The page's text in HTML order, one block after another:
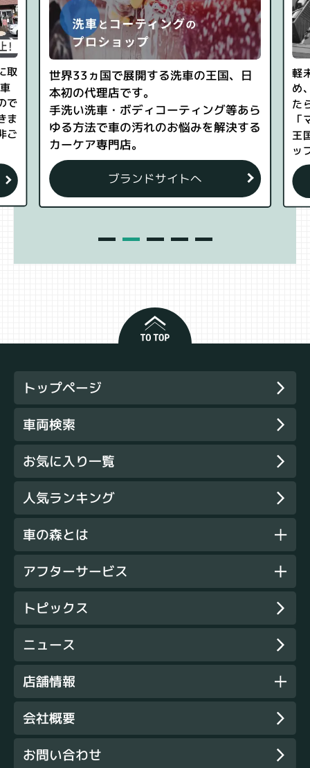
ら
る
軽未使用車を中心とした店舗販売をはじ
め、お客様の求める”カーライフにあっ
たらいいな”を「軽の森」「車の森」
「マッハ車検」「ピッカーズ」「洗車の
王国」「車の森新車館」が全てワンスト
ップで解決します。
ブランドサイトへ
オ
カ
く
トップページ
車両検索
お気に入り一覧
人気ランキング
車の森とは
アフターサービス
トピックス
ニュース
店舗情報
会社概要
お問い合わせ